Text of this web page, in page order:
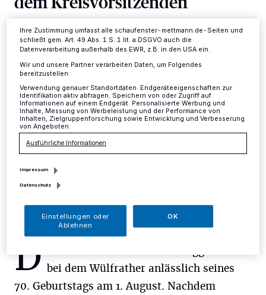
Mettmann·Das Engagement beim Sozialverband VdK
ist für Werner Höpfner nicht nur eine wichtige
ehrenamtliche Aufgabe, sondern Lebensinhalt.
Insbesondere im Kreis Mettmann leistet er als
Vorsitzender einen unverzichtbaren Beitrag zur
erfolgreichen Arbeit des Sozialverbands.
08.08.2016 , 13:47 Uhr
D bei dem Wülfrather anlässlich seines
70. Geburtstags am 1. August. Nachdem
Ihre Einstellungen gelten innerhalb unseres Website. Weitere
Ihre Zustimmung umfasst alle schaufenster-mettmann.de-Seiten und
schließt gem. Art. 49 Abs. 1 S. 1 lit. a DSGVO auch die
Datenverarbeitung außerhalb des EWR, z.B. in den USA ein.
Wir und unsere Partner verarbeiten Daten, um Folgendes
bereitzustellen:
Verwendung genauer Standortdaten. Endgeräteeigenschaften zur
Identifikation aktiv abfragen. Speichern von oder Zugriff auf
Informationen auf einem Endgerät. Personalisierte Werbung und
Inhalte, Messung von Werbeleistung und der Performance von
Inhalten, Zielgruppenforschung sowie Entwicklung und Verbesserung
von Angeboten.
Ausführliche Informationen
Impressum
Datenschutz
Einstellungen oder
Ablehnen
OK